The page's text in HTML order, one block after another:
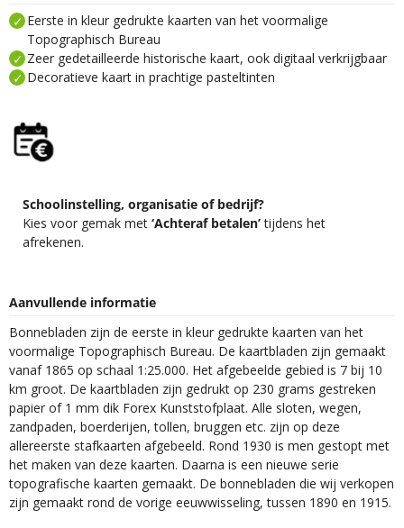
Eerste in kleur gedrukte kaarten van het voormalige
Topographisch Bureau
Zeer gedetailleerde historische kaart, ook digitaal verkrijgbaar
Decoratieve kaart in prachtige pasteltinten
Schoolinstelling, organisatie of bedrijf?
Kies voor gemak met ‘Achteraf betalen’tijdens het
afrekenen.
Aanvullende informatie
Bonnebladen zijn de eerste in kleur gedrukte kaarten van het
voormalige Topographisch Bureau. De kaartbladen zijn gemaakt
vanaf 1865 op schaal 1:25.000. Het afgebeelde gebied is 7 bij 10
km groot. De kaartbladen zijn gedrukt op 230 grams gestreken
papier of 1 mm dik Forex Kunststofplaat. Alle sloten, wegen,
zandpaden, boerderijen, tollen, bruggen etc. zijn op deze
allereerste stafkaarten afgebeeld. Rond 1930 is men gestopt met
het maken van deze kaarten. Daarna is een nieuwe serie
topografische kaarten gemaakt. De bonnebladen die wij verkopen
zijn gemaakt rond de vorige eeuwwisseling, tussen 1890 en 1915.